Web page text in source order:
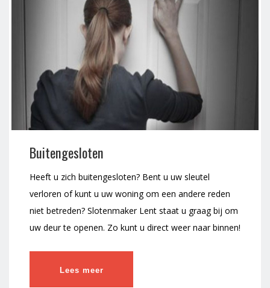
Buitengesloten
Heeft u zich buitengesloten? Bent u uw sleutel
verloren of kunt u uw woning om een andere reden
niet betreden? Slotenmaker Lent staat u graag bij om
uw deur te openen. Zo kunt u direct weer naar binnen!
Lees meer